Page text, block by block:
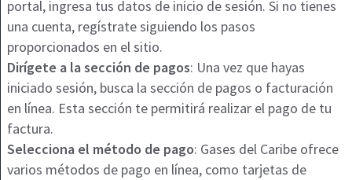
portal, ingresa tus datos de inicio de sesión. Si no tienes
una cuenta, regístrate siguiendo los pasos
proporcionados en el sitio.
Dirígete a la sección de pagos: Una vez que hayas
iniciado sesión, busca la sección de pagos o facturación
en línea. Esta sección te permitirá realizar el pago de tu
factura.
Selecciona el método de pago: Gases del Caribe ofrece
varios métodos de pago en línea, como tarjetas de